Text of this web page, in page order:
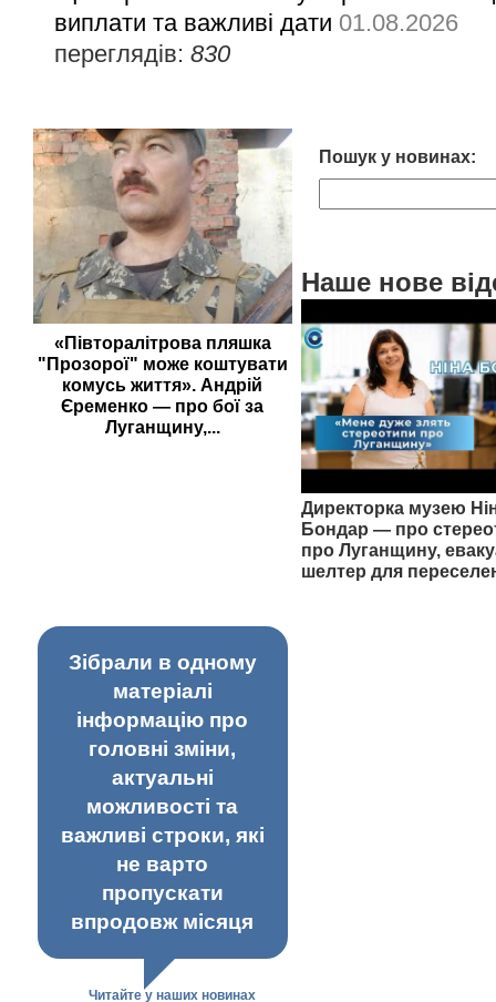
виплати та важливі дати 01.08.2026
переглядів:830
«Півторалітрова пляшка
"Прозорої" може коштувати
комусь життя». Андрій
Єременко — про бої за
Луганщину,...
Пошук у новинах:
Наше нове
Директорка музею
Бондар — про
про Луганщину,
шелтер для
Зібрали в одному
матеріалі
інформацію про
головні зміни,
актуальні
можливості та
важливі строки, які
не варто
пропускати
впродовж місяця
Читайте у наших новинах